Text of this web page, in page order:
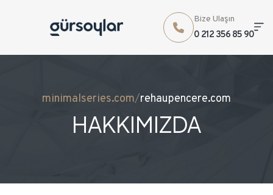
Bize Ulaşın
0 212 356 85 90
minimalseries.com/rehaupencere.com
HAKKIMIZDA